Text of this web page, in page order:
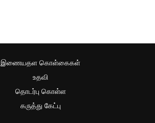
இணையதள கொள்கைகள்
உதவி
தொடர்பு கொள்ள
கருத்து கேட்பு